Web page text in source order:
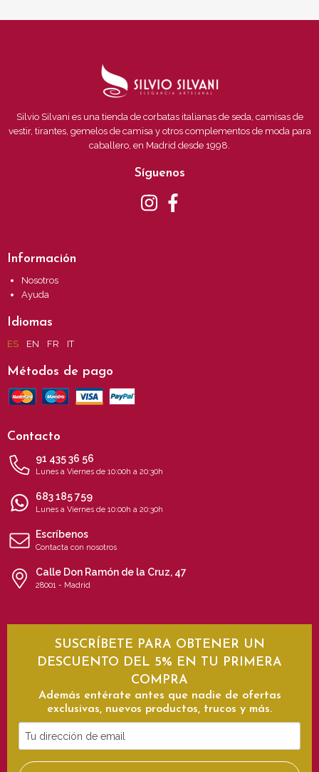
Silvio Silvani es una tienda de corbatas italianas de seda, camisas de
vestir, tirantes, gemelos de camisa y otros complementos de moda para
caballero, en Madrid desde 1998.
Síguenos
Información
Nosotros
Ayuda
Idiomas
ES EN FR IT
Métodos de pago
Contacto
91 435 36 56
Lunes a Viernes de 10:00h a 20:30h
683 185 759
Lunes a Viernes de 10:00h a 20:30h
Escríbenos
Contacta con nosotros
Calle Don Ramón de la Cruz, 47
28001 - Madrid
SUSCRÍBETE PARA OBTENER UN
DESCUENTO DEL 5% EN TU PRIMERA
COMPRA
Además entérate antes que nadie de ofertas
exclusivas, nuevos productos, trucos y más.
Tu
dirección
de